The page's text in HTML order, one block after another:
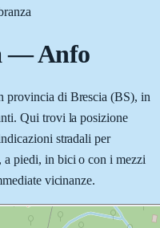
—Anfo
provincia di Brescia (BS), in
Qui trovi la posizione
stradali per
a piedi, in bici o con i mezzi
vicinanze.